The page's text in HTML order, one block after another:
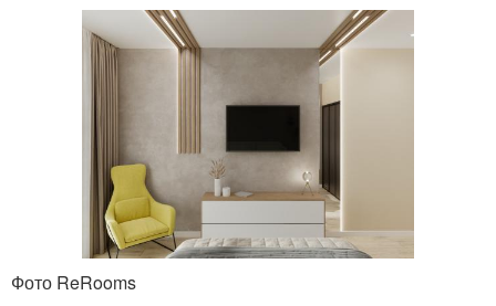
Фото ReRooms